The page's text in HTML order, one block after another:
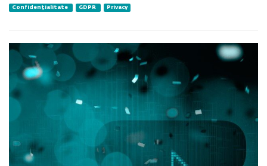
Confidențialitate GDPR Privacy